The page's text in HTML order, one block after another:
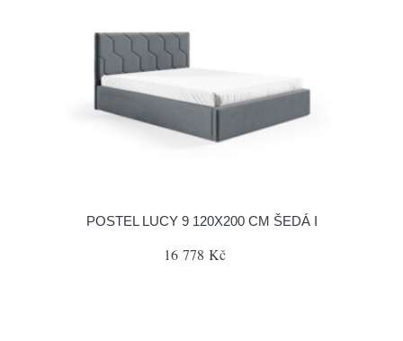
POSTEL LUCY 9 120X200 CM ŠEDÁ I
16 778 Kč